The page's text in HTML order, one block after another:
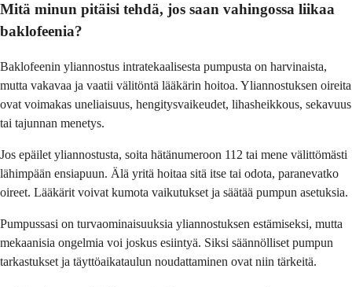
Mitä minun pitäisi tehdä, jos saan vahingossa liikaa
baklofeenia?
Baklofeenin yliannostus intratekaalisesta pumpusta on harvinaista,
mutta vakavaa ja vaatii välitöntä lääkärin hoitoa. Yliannostuksen oireita
ovat voimakas uneliaisuus, hengitysvaikeudet, lihasheikkous, sekavuus
tai tajunnan menetys.
Jos epäilet yliannostusta, soita hätänumeroon 112 tai mene välittömästi
lähimpään ensiapuun. Älä yritä hoitaa sitä itse tai odota, paranevatko
oireet. Lääkärit voivat kumota vaikutukset ja säätää pumpun asetuksia.
Pumpussasi on turvaominaisuuksia yliannostuksen estämiseksi, mutta
mekaanisia ongelmia voi joskus esiintyä. Siksi säännölliset pumpun
tarkastukset ja täyttöaikataulun noudattaminen ovat niin tärkeitä.